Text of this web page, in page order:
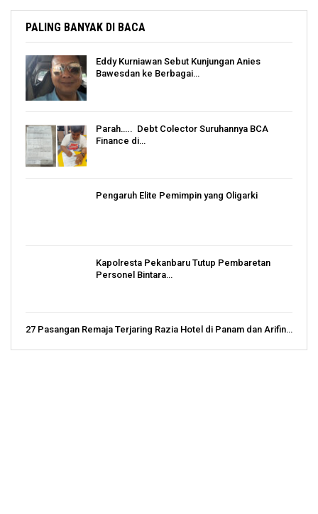
PALING BANYAK DI BACA
Eddy Kurniawan Sebut Kunjungan Anies
Bawesdan ke Berbagai…
Parah….. Debt Colector Suruhannya BCA
Finance di…
Pengaruh Elite Pemimpin yang Oligarki
Kapolresta Pekanbaru Tutup Pembaretan
Personel Bintara…
27 Pasangan Remaja Terjaring Razia Hotel di Panam dan Arifin…